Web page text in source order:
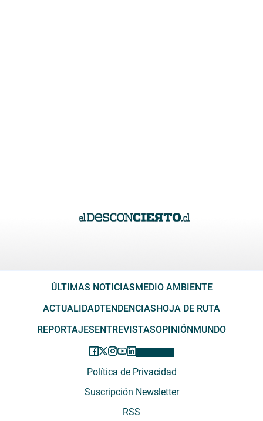
ÚLTIMAS NOTICIASMEDIO AMBIENTE
ACTUALIDADTENDENCIASHOJA DE RUTA
REPORTAJESENTREVISTASOPINIÓNMUNDO
Política de Privacidad
Suscripción Newsletter
RSS